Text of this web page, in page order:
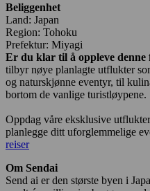
Beliggenhet
Land: Japan
Region: Tohoku
Prefektur: Miyagi
Er du klar til å oppleve denne
tilbyr nøye planlagte utflukter
og naturskjønne eventyr, til
bortom de vanlige turistløypene.
Oppdag våre eksklusive
planlegge ditt uforglemmelige
reiser
Om Sendai
Send ai er den største byen i